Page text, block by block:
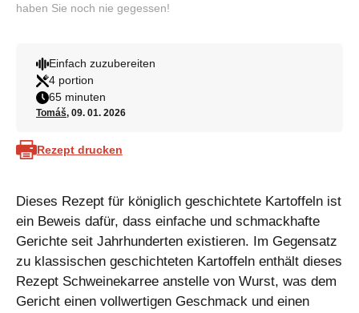
haben Sie noch nie gegessen!
Einfach zuzubereiten
4 portion
65 minuten
Tomáš, 09. 01. 2026
Rezept drucken
Dieses Rezept für königlich geschichtete Kartoffeln ist
ein Beweis dafür, dass einfache und schmackhafte
Gerichte seit Jahrhunderten existieren. Im Gegensatz
zu klassischen geschichteten Kartoffeln enthält dieses
Rezept Schweinekarree anstelle von Wurst, was dem
Gericht einen vollwertigen Geschmack und einen